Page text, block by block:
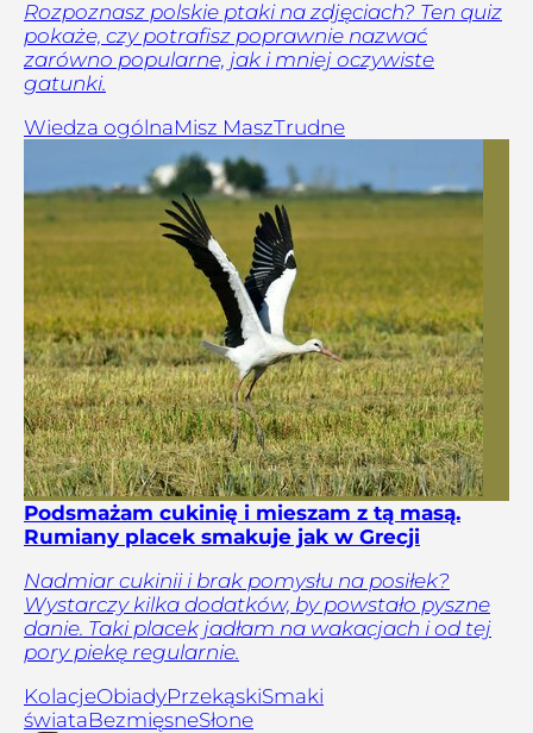
Rozpoznasz polskie ptaki na zdjęciach? Ten quiz
pokaże, czy potrafisz poprawnie nazwać
zarówno popularne, jak i mniej oczywiste
gatunki.
Wiedza ogólnaMisz MaszTrudne
Podsmażam cukinię i mieszam z tą masą.
Rumiany placek smakuje jak w Grecji
Nadmiar cukinii i brak pomysłu na posiłek?
Wystarczy kilka dodatków, by powstało pyszne
danie. Taki placek jadłam na wakacjach i od tej
pory piekę regularnie.
KolacjeObiadyPrzekąskiSmaki
świataBezmięsneSłone